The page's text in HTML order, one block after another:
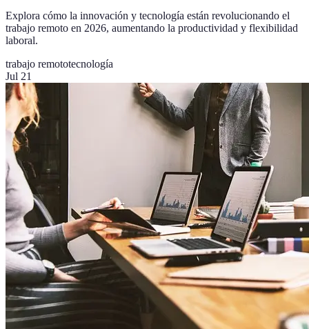
Explora cómo la innovación y tecnología están revolucionando el
trabajo remoto en 2026, aumentando la productividad y flexibilidad
laboral.
trabajo remototecnología
Jul 21